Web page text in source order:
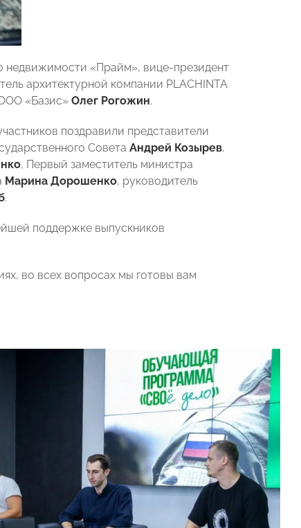
недвижимости «Прайм», вице-президент
архитектурной компании PLACHINTA
«Базис» Олег Рогожин.
поздравили представители
Совета Андрей Козырев,
, Первый заместитель министра
Марина Дорошенко, руководитель
.
поддержке выпускников
во всех вопросах мы готовы вам